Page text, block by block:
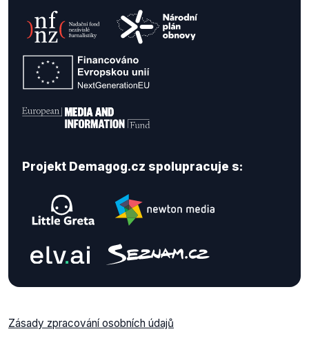
Projekt Demagog.cz spolupracuje s:
Zásady zpracování osobních údajů